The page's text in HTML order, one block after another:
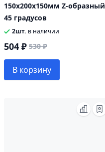
150х200х150мм Z-образный
45 градусов
2шт. в наличии
504 ₽ 530 ₽
В корзину